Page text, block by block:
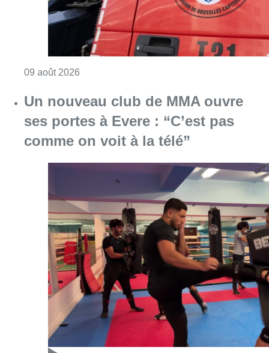
09 août 2026
Un nouveau club de MMA ouvre
ses portes à Evere : “C’est pas
comme on voit à la télé”